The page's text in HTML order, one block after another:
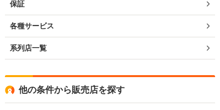
保証
各種サービス
系列店一覧
他の条件から販売店を探す